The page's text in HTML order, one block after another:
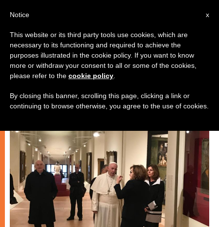
فنّ وثقافة
x
Notice
This website or its third party tools use cookies, which are
necessary to its functioning and required to achieve the
purposes illustrated in the cookie policy. If you want to know
more or withdraw your consent to all or some of the cookies,
please refer to the cookie policy
By closing this banner, scrolling this page, clicking a link or
continuing to browse otherwise, you agree to the use of cookies.